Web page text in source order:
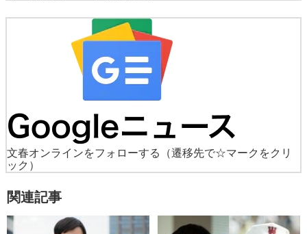
文春オンラインをフォローする
（遷移先で☆マークをクリ
ック）
関連記事